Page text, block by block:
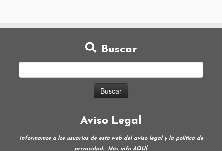
Buscar
Aviso Legal
Informamos a los usuarios de esta web del aviso legal y la política de
privacidad.
Más info AQUÍ.